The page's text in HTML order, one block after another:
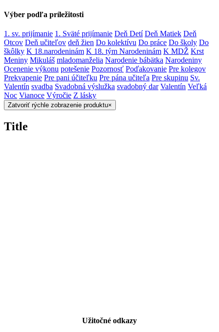
Výber podľa príležitosti
1. sv. prijímanie 1. Sväté prijímanie Deň Detí Deň Matiek Deň
Otcov Deň učiteľov deň žien Do kolektívu Do práce Do školy Do
škôlky K 18.narodeninám K 18. tým Narodeninám K MDŽ Krst
Meniny Mikuláš mladomanželia Narodenie bábätka Narodeniny
Ocenenie výkonu potešenie Pozornosť Poďakovanie Pre kolegov
Prekvapenie Pre pani účiteľku Pre pána učiteľa Pre skupinu Sv.
Valentín svadba Svadobná výslužka svadobný dar Valentín Veľká
Noc Vianoce Výročie Z lásky
Zatvoriť rýchle zobrazenie produktu×
Title
Užitočné odkazy